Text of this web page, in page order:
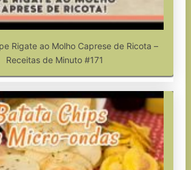
Rigate ao Molho Caprese de Ricota –
Receitas de Minuto #171